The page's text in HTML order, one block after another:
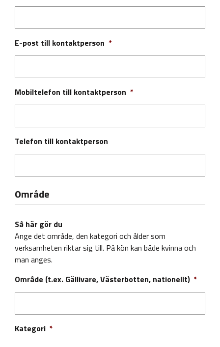
E-post till kontaktperson *
Mobiltelefon till kontaktperson *
Telefon till kontaktperson
Område
Så här gör du
Ange det område, den kategori och ålder som
verksamheten riktar sig till. På kön kan både kvinna och
man anges.
Område (t.ex. Gällivare, Västerbotten, nationellt) *
Kategori *